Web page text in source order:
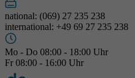
national: (069) 27 235 238
international: +49 69 27 235 238
Mo - Do 08:00 - 18:00 Uhr
Fr 08:00 - 16:00 Uhr